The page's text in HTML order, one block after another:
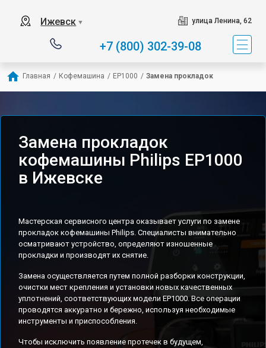
Ижевск ▼ улица Ленина, 62
+7 (800) 302-39-08
Главная / Кофемашина / EP1000 / Замена прокладок
Замена прокладок
кофемашины Philips EP1000
в Ижевске
Мастерская сервисного центра оказывает услуги по замене
прокладок кофемашины Philips. Специалисты внимательно
осматривают устройство, определяют изношенные
прокладки и производят их снятие.
Замена осуществляется путем полной разборки конструкции,
очистки мест крепления и установки новых качественных
уплотнений, соответствующих модели EP1000. Все операции
проводятся аккуратно и бережно, используя необходимые
инструменты и приспособления.
Чтобы исключить появление протечек в будущем,